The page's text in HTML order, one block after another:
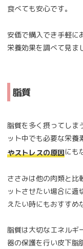
食べても安心です。
安価で購入でき手軽に
栄養効果を調べて見ま
脂質
脂質を多く摂ってしま
ット中でも必要な栄養
やストレスの原因にも
ささみは他の肉類と比
ットさせたい場合に適
えたい時にもおすすめ
脂質は大切なエネルギ
器の保護を行い皮下脂